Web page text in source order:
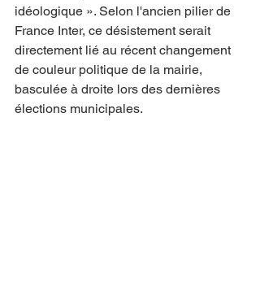
idéologique ». Selon l'ancien pilier de
France Inter, ce désistement serait
directement lié au récent changement
de couleur politique de la mairie,
basculée à droite lors des dernières
élections municipales.